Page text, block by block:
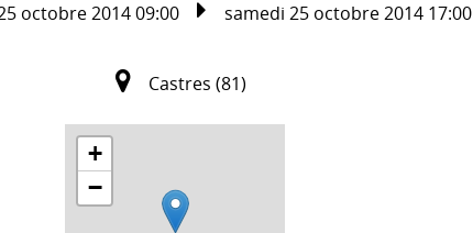
octobre 2014 09:00 samedi 25 octobre 2014 17:00
Castres (81)
+
−